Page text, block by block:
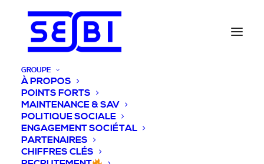
GROUPE
À PROPOS
POINTS FORTS
MAINTENANCE & SAV
POLITIQUE SOCIALE
ENGAGEMENT SOCIÉTAL
PARTENAIRES
CHIFFRES CLÉS